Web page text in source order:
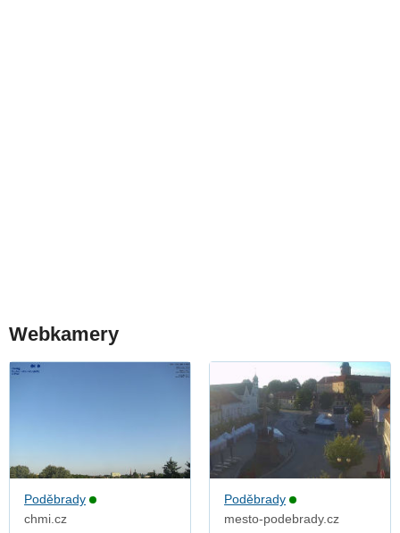
Webkamery
Poděbrady
chmi.cz
Poděbrady
mesto-podebrady.cz